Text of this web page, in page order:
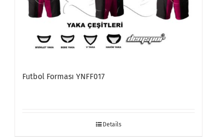
Futbol Forması YNFF017
Details